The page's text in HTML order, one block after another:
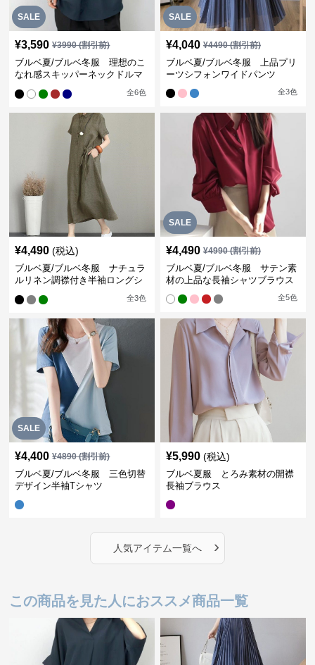
SALE
¥3,590 ¥3990(割引前)
ブルベ夏/ブルベ冬服 理想のこ
なれ感スキッパーネックドルマ
全6色
SALE
¥4,040 ¥4490(割引前)
ブルベ夏/ブルベ冬服 上品プリ
ーツシフォンワイドパンツ
全3色
¥4,490 (税込)
ブルベ夏/ブルベ冬服 ナチュラ
ルリネン調襟付き半袖ロングシ
全3色
SALE
¥4,490 ¥4990(割引前)
ブルベ夏/ブルベ冬服 サテン素
材の上品な長袖シャツブラウス
全5色
SALE
¥4,400 ¥4890(割引前)
ブルベ夏/ブルベ冬服 三色切替
デザイン半袖Tシャツ
¥5,990 (税込)
ブルベ夏服 とろみ素材の開襟
長袖ブラウス
人気アイテム一覧へ ›
この商品を見た人におススメ商品一覧